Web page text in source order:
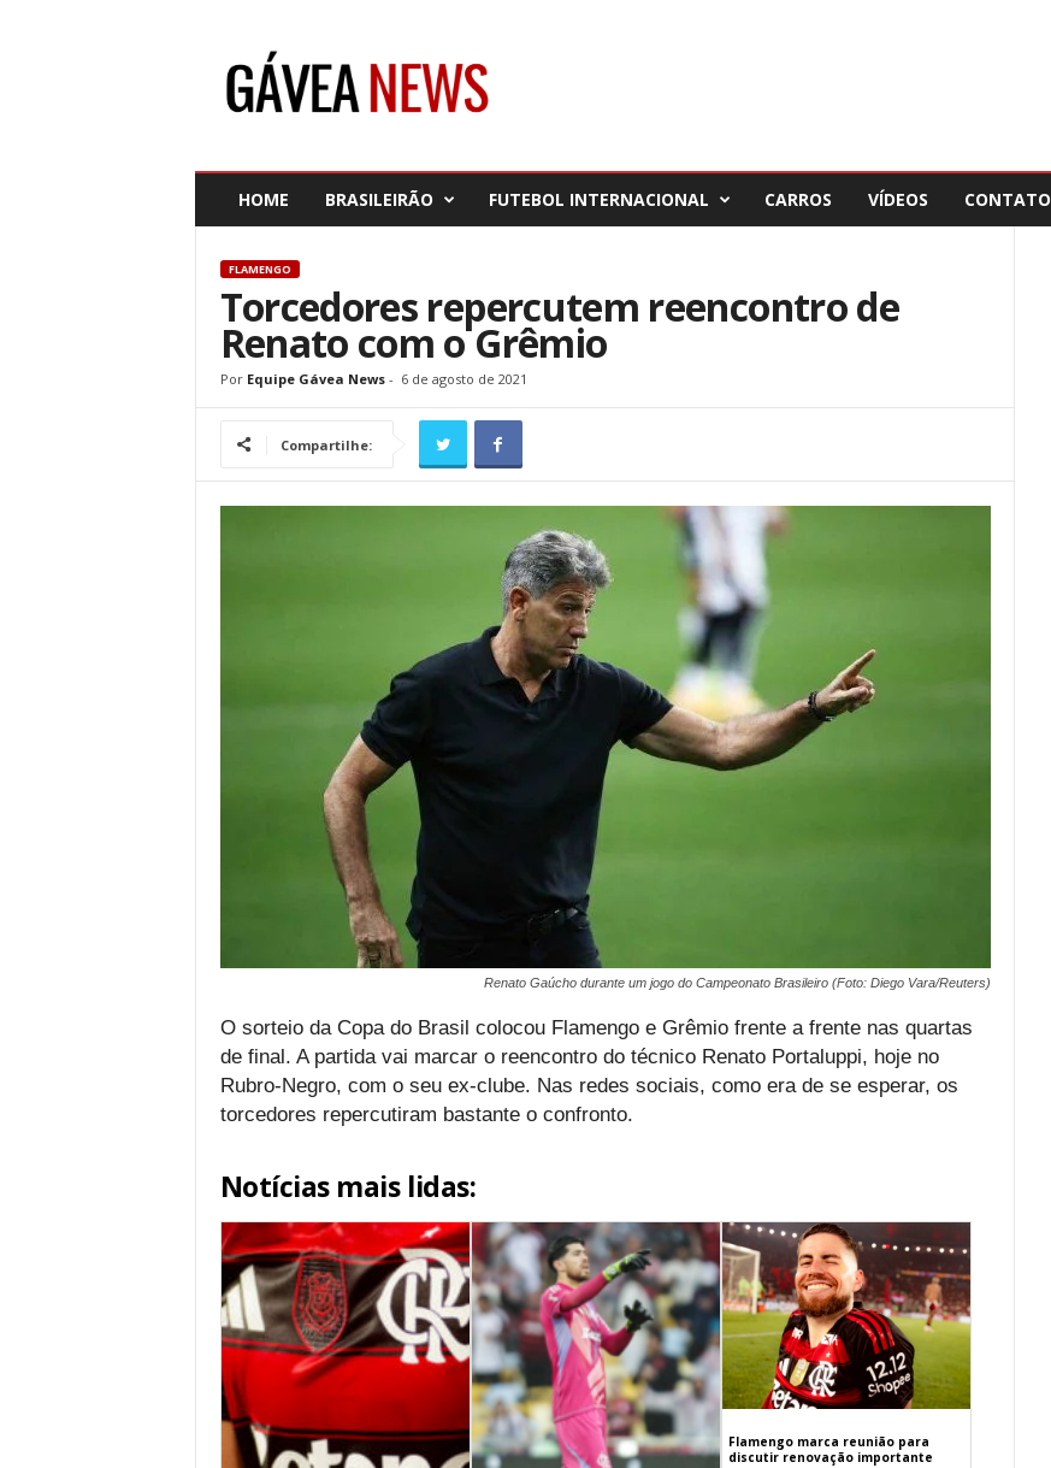
HOME BRASILEIRÃO FUTEBOL INTERNACIONAL CARROS VÍDEOS CONTATO
FLAMENGO
Torcedores repercutem reencontro de
Renato com o Grêmio
Por Equipe Gávea News- 6 de agosto de 2021
Compartilhe:
Renato Gaúcho durante um jogo do Campeonato Brasileiro (Foto: Diego Vara/Reuters)
O sorteio da Copa do Brasil colocou Flamengo e Grêmio frente a frente nas quartas
de final. A partida vai marcar o reencontro do técnico Renato Portaluppi, hoje no
Rubro-Negro, com o seu ex-clube. Nas redes sociais, como era de se esperar, os
torcedores repercutiram bastante o confronto.
Notícias mais lidas:
Flamengo marca reunião para
discutir renovação importante